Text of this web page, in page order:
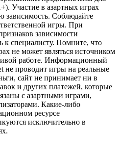
Участие в азартных играх
зависимость. Соблюдайте
игры. При
зависимости
к специалисту. Помните, что
не может являться источником
работе. Информационный
не проводит игры на реальные
сайт не принимает ни в
и других платежей, которые
с азартными играми,
Какие-либо
ресурсе
исключительно в